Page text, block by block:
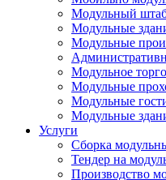
Модульный штаб
Модульные
Модульные
Модульное
Модульные
Модульные
Модульные
Услуги
Сборка
Тендер на
Производство